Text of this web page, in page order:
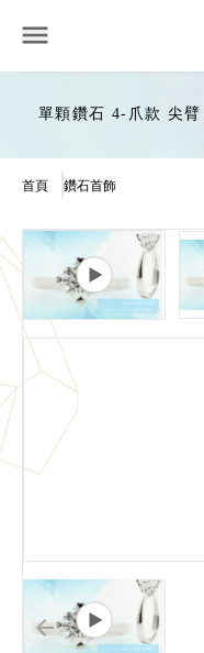
單顆鑽石 4-爪款 尖
首頁 鑽石首飾